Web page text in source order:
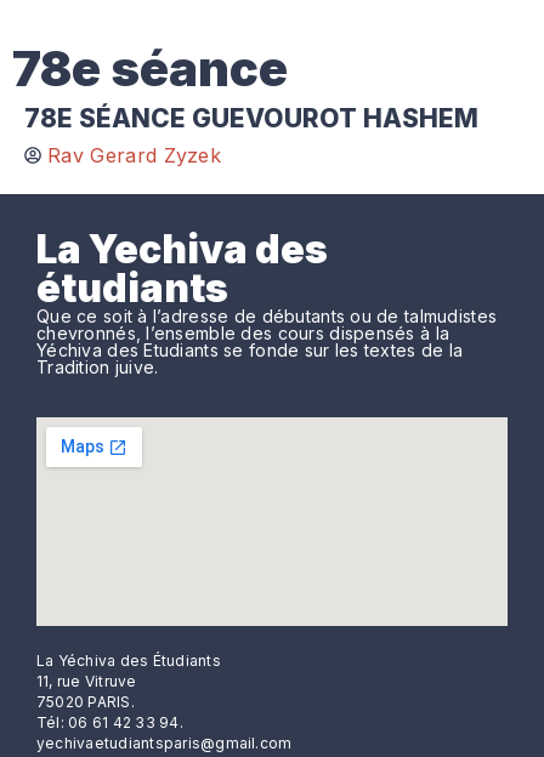
78e séance
78E SÉANCE GUEVOUROT HASHEM
Rav Gerard Zyzek
La Yechiva des
étudiants
Que ce soit à l’adresse de débutants ou de talmudistes
chevronnés, l’ensemble des cours dispensés à la
Yéchiva des Etudiants se fonde sur les textes de la
Tradition juive.
La Yéchiva des Étudiants
11, rue Vitruve
75020 PARIS.
Tél: 06 61 42 33 94.
yechivaetudiantsparis@gmail.com